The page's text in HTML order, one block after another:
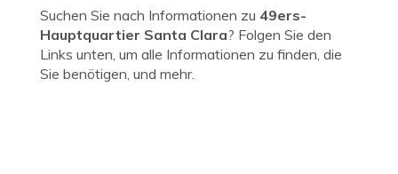
Suchen Sie nach Informationen zu 49ers-
Hauptquartier Santa Clara? Folgen Sie den
Links unten, um alle Informationen zu finden, die
Sie benötigen, und mehr.